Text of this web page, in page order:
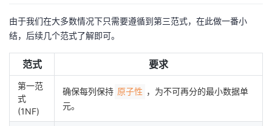
由于我们在大多数情况下只需要遵循到第三范式，在此做一番小
结，后续几个范式了解即可。
范式 要求
第一范
式
(1NF)
确保每列保持 原子性 ，为不可再分的最小数据单
元。